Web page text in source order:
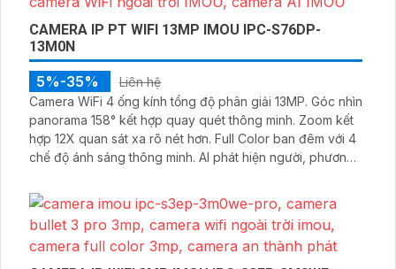
CAMERA IP PT WIFI 13MP IMOU IPC-S76DP-
13M0N
5%-35%
Liên hệ
Camera WiFi 4 ống kính tổng độ phân giải 13MP. Góc nhìn
panorama 158° kết hợp quay quét thông minh. Zoom kết
hợp 12X quan sát xa rõ nét hơn. Full Color ban đêm với 4
chế độ ánh sáng thông minh. AI phát hiện người, phương